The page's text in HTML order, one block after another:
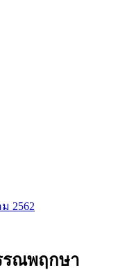
2562
รณพฤกษา